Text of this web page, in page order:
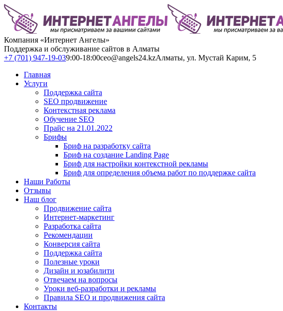
Компания «Интернет Ангелы»
Поддержка и обслуживание сайтов в Алматы
+7 (701) 947-19-039:00-18:00ceo@angels24.kzАлматы, ул. Мустай Карим, 5
Главная
Услуги
Поддержка сайта
SEO продвижение
Контекстная реклама
Обучение SEO
Прайс на 21.01.2022
Брифы
Бриф на разработку сайта
Бриф на создание Landing Page
Бриф для настройки контекстной рекламы
Бриф для определения объема работ по поддержке сайта
Наши Работы
Отзывы
Наш блог
Продвижение сайта
Интернет-маркетинг
Разработка сайта
Рекомендации
Конверсия сайта
Поддержка сайта
Полезные уроки
Дизайн и юзабилити
Отвечаем на вопросы
Уроки веб-разработки и рекламы
Правила SEO и продвижения сайта
Контакты